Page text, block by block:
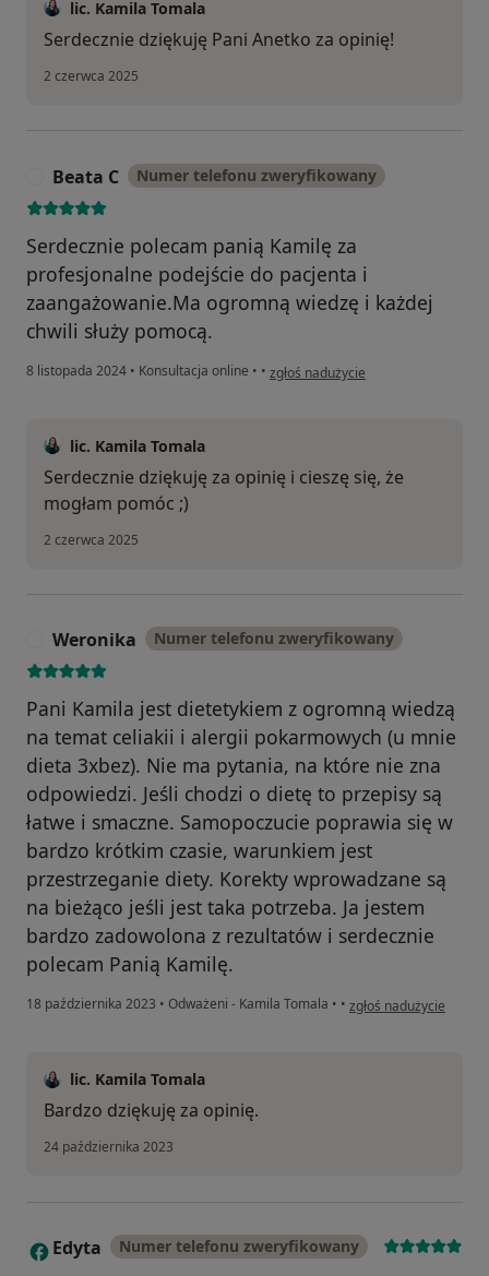
lic. Kamila Tomala
Serdecznie dziękuję Pani Anetko za opinię!
2 czerwca 2025
Beata C Numer telefonu zweryfikowany
Serdecznie polecam panią Kamilę za
profesjonalne podejście do pacjenta i
zaangażowanie.Ma ogromną wiedzę i każdej
chwili służy pomocą.
8 listopada 2024 • Konsultacja online • • w opinii użytkownika Beata C
zgłoś nadużycie
lic. Kamila Tomala
Serdecznie dziękuję za opinię i cieszę się, że
mogłam pomóc ;)
2 czerwca 2025
Weronika Numer telefonu zweryfikowany
Pani Kamila jest dietetykiem z ogromną wiedzą
na temat celiakii i alergii pokarmowych (u mnie
dieta 3xbez). Nie ma pytania, na które nie zna
odpowiedzi. Jeśli chodzi o dietę to przepisy są
łatwe i smaczne. Samopoczucie poprawia się w
bardzo krótkim czasie, warunkiem jest
przestrzeganie diety. Korekty wprowadzane są
na bieżąco jeśli jest taka potrzeba. Ja jestem
bardzo zadowolona z rezultatów i serdecznie
polecam Panią Kamilę.
18 października 2023 • Odważeni - Kamila Tomala • • w opinii użytkownika
zgłoś nadużycie
lic. Kamila Tomala
Bardzo dziękuję za opinię.
24 października 2023
E Edyta Numer telefonu zweryfikowany